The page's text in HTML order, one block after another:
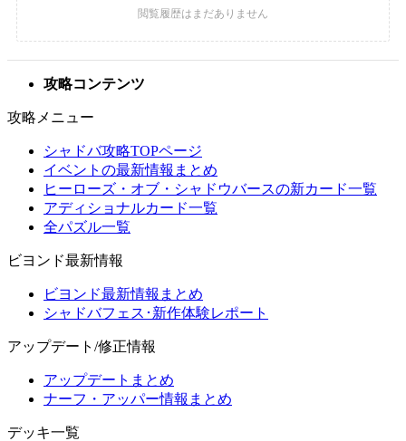
攻略コンテンツ
攻略メニュー
シャドバ攻略TOPページ
イベントの最新情報まとめ
ヒーローズ・オブ・シャドウバースの新カード一覧
アディショナルカード一覧
全パズル一覧
ビヨンド最新情報
ビヨンド最新情報まとめ
シャドバフェス･新作体験レポート
アップデート/修正情報
アップデートまとめ
ナーフ・アッパー情報まとめ
デッキ一覧